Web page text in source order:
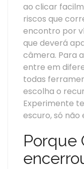
ao clicar
riscos que
encontro por
que deverá
câmera. Para
entre em
todas
escolha o
Experimente
escuro, só não
Porque